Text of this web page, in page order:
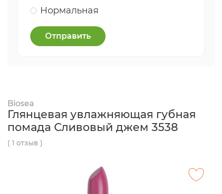
Нормальная
Отправить
Biosea
Глянцевая увлажняющая губная
помада Сливовый джем 3538
( 1 отзыв )